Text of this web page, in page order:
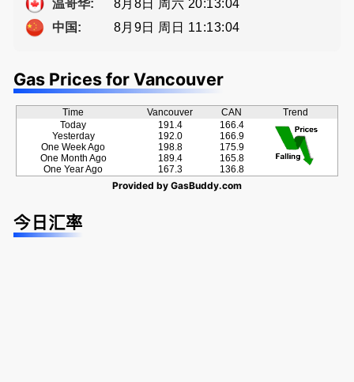
资产规划管
温哥华:
8月8日 周六 20:13:05
中国:
8月9日 周日 11:13:05
Gas Prices for Vancouver
Time Vancouver CAN
Trend
Today
Yesterday
One Week Ago
One Month Ago
One Year Ago
191.4
192.0
198.8
189.4
167.3
166.4
166.9
175.9
165.8
136.8
Provided by GasBuddy.com
今日汇率